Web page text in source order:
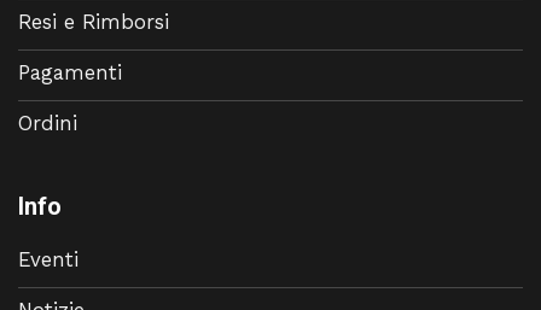
Resi e Rimborsi
Pagamenti
Ordini
Info
Eventi